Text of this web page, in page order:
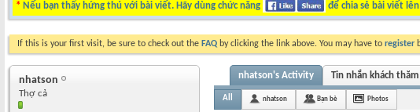
* Nếu bạn thấy hứng thú với bài viết. Hãy dùng chức năng để chia sẻ bài viết
If this is your first visit, be sure to check out the FAQ by clicking the link above. You may have to register
nhatson
Thợ cả
nhatson's Activity Tin nhắn khách thăm
All nhatson Bạn bè Photos